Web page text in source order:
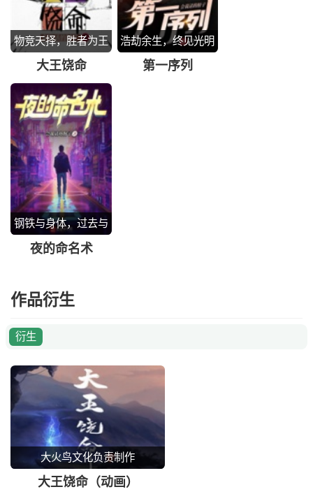
物竞天择，胜者为王
大王饶命
浩劫余生，终见光明
第一序列
钢铁与身体，过去与
未来
夜的命名术
作品衍生
衍生
大火鸟文化负责制作
大王饶命（动画）